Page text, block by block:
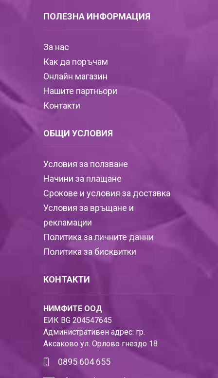
ПОЛЕЗНА ИНФОРМАЦИЯ
За нас
Как да поръчам
Онлайн магазин
Нашите партньори
Контакти
ОБЩИ УСЛОВИЯ
Условия за ползване
Начини за плащане
Срокове и условия за доставка
Условия за връщане и
рекламации
Политика за личните данни
Политика за бисквитки
КОНТАКТИ
НИМФИТЕ ООД
ЕИК BG 204547645
Административен адрес: гр.
Аксаково ул. Орлово гнездо 18
0895 604 655